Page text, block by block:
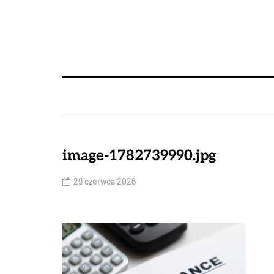
image-1782739990.jpg
29 czerwca 2026